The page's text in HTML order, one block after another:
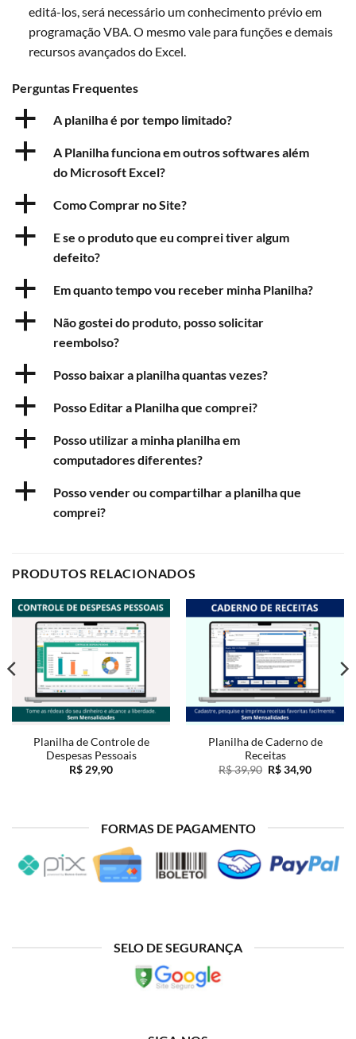
editá-los, será necessário um conhecimento prévio em
programação VBA. O mesmo vale para funções e demais
recursos avançados do Excel.
Perguntas Frequentes
a A planilha é por tempo limitado?
a
A Planilha funciona em outros softwares além
do Microsoft Excel?
a Como Comprar no Site?
a
E se o produto que eu comprei tiver algum
defeito?
a Em quanto tempo vou receber minha Planilha?
a
Não gostei do produto, posso solicitar
reembolso?
a Posso baixar a planilha quantas vezes?
a Posso Editar a Planilha que comprei?
a
Posso utilizar a minha planilha em
computadores diferentes?
a
Posso vender ou compartilhar a planilha que
comprei?
PRODUTOS RELACIONADOS
Planilha de Controle de
Despesas Pessoais
R$ 29,90
Planilha de Caderno de
Receitas
R$39,90 O
R$34,90O
FORMAS DE PAGAMENTO
SELO DE SEGURANÇA